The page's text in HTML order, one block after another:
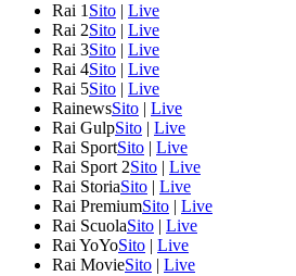
Rai 1 Sito | Live
Rai 2Sito | Live
Rai 3Sito | Live
Rai 4Sito | Live
Rai 5Sito | Live
RainewsSito | Live
Rai GulpSito | Live
Rai SportSito | Live
Rai Sport 2Sito | Live
Rai StoriaSito | Live
Rai PremiumSito | Live
Rai ScuolaSito | Live
Rai YoYoSito | Live
Rai MovieSito | Live